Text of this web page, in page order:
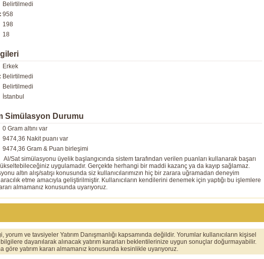
Belirtilmedi
958
198
18
Erkek
Belirtilmedi
Belirtilmedi
İstanbul
Simülasyon Durumu
0 Gram altını var
9474,36 Nakit puanı var
9474,36 Gram & Puan birleşimi
Al/Sat simülasyonu üyelik başlangıcında sistem tarafından verilen puanları kullanarak başarı
uygulamadır. Gerçekte herhangi bir maddi kazanç ya da kayıp sağlamaz.
altın alış/satışı konusunda siz kullanıcılarımızın hiç bir zarara uğramadan deneyim
etme amacıyla geliştirilmiştir. Kullanıcıların kendilerini denemek için yaptığı bu işlemlere
almamanız konusunda uyarıyoruz.
ve tavsiyeler Yatırım Danışmanlığı kapsamında değildir. Yorumlar kullanıcıların kişisel
dayanılarak alınacak yatırım kararları beklentilerinize uygun sonuçlar doğurmayabilir.
göre yatırım kararı almamanız konusunda kesinlikle uyarıyoruz.